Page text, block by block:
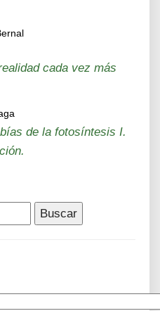
cada vez más
de la fotosíntesis I.